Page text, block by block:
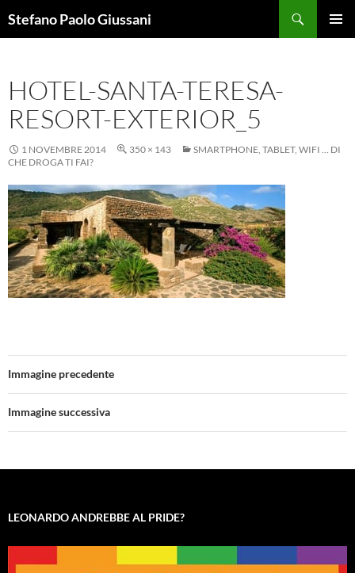
alStefano Paolo Giussani
HOTEL-SANTA-TERESA-
RESORT-EXTERIOR_5
1 NOVEMBRE 2014 350 × 143
SMARTPHONE, TABLET, WIFI … DI
CHE DROGA TI FAI?
Immagine precedente
Immagine successiva
LEONARDO ANDREBBE AL PRIDE?